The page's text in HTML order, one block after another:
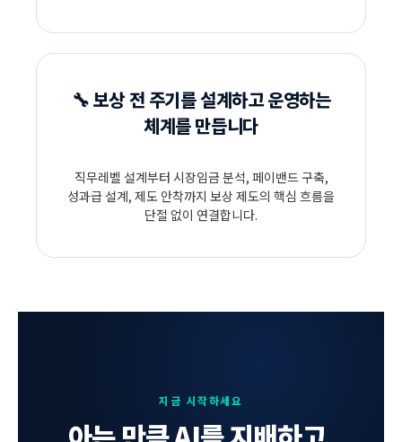
🔧 보상 전 주기를 설계하고 운영하는
체계를 만듭니다
직무레벨 설계부터 시장임금 분석, 페이밴드 구축,
성과급 설계, 제도 안착까지 보상 제도의 핵심 흐름을
단절 없이 연결합니다.
지금 시작하세요